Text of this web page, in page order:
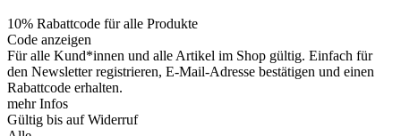
10% Rabattcode für alle Produkte
Code anzeigen
Für alle Kund*innen und alle Artikel im Shop gültig. Einfach für
den Newsletter registrieren, E-Mail-Adresse bestätigen und einen
Rabattcode erhalten.
mehr Infos
Gültig bis auf Widerruf